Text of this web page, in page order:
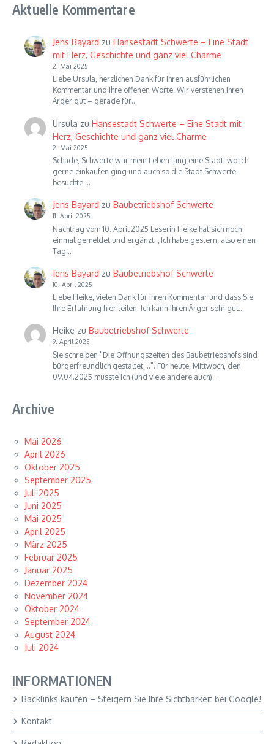
Aktuelle Kommentare
Jens Bayard zu Hansestadt Schwerte – Eine Stadt
mit Herz, Geschichte und ganz viel Charme
2. Mai 2025
Liebe Ursula, herzlichen Dank für Ihren ausführlichen
Kommentar und Ihre offenen Worte. Wir verstehen Ihren
Ärger gut – gerade für…
Ursula zu Hansestadt Schwerte – Eine Stadt mit
Herz, Geschichte und ganz viel Charme
2. Mai 2025
Schade, Schwerte war mein Leben lang eine Stadt, wo ich
gerne einkaufen ging und auch so die Stadt Schwerte
besuchte.…
Jens Bayard zu Baubetriebshof Schwerte
11. April 2025
Nachtrag vom 10. April 2025 Leserin Heike hat sich noch
einmal gemeldet und ergänzt: „Ich habe gestern, also einen
Tag…
Jens Bayard zu Baubetriebshof Schwerte
10. April 2025
Liebe Heike, vielen Dank für Ihren Kommentar und dass Sie
Ihre Erfahrung hier teilen. Ich kann Ihren Ärger sehr gut…
Heike zu Baubetriebshof Schwerte
9. April 2025
Sie schreiben "Die Öffnungszeiten des Baubetriebshofs sind
bürgerfreundlich gestaltet,...". Für heute, Mittwoch, den
09.04.2025 musste ich (und viele andere auch)…
Archive
Mai 2026
April 2026
Oktober 2025
September 2025
Juli 2025
Juni 2025
Mai 2025
April 2025
März 2025
Februar 2025
Januar 2025
Dezember 2024
November 2024
Oktober 2024
September 2024
August 2024
Juli 2024
INFORMATIONEN
Backlinks kaufen – Steigern Sie Ihre Sichtbarkeit bei Google!
Kontakt